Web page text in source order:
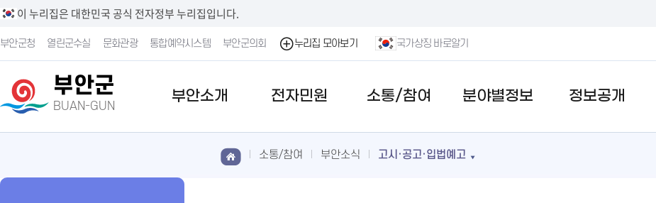
이 누리집은 대한민국 공식 전자정부 누리집입니다.
부안군청 열린군수실 문화관광 통합예약시스템 부안군의회 누리집 모아보기 국가상징 바로알기
부안군
BUAN-GUN
부안소개 전자민원 소통/참여 분야별정보 정보공개
소통/참여 부안소식 고시·공고·입법예고